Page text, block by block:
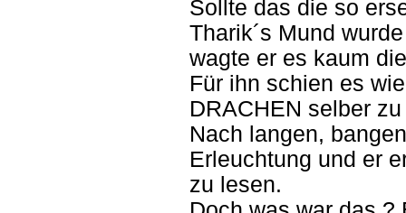
Sollte das die so
Tharik´s Mund
wagte er es kaum
Für ihn schien es
DRACHEN selber
Nach langen,
Erleuchtung und er
zu lesen.